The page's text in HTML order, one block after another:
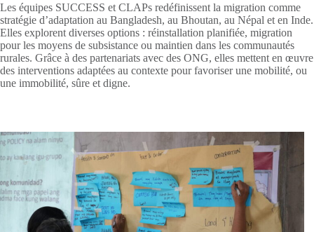
Les équipes SUCCESS et CLAPs redéfinissent la migration comme
stratégie d’adaptation au Bangladesh, au Bhoutan, au Népal et en Inde.
Elles explorent diverses options : réinstallation planifiée, migration
pour les moyens de subsistance ou maintien dans les communautés
rurales. Grâce à des partenariats avec des ONG, elles mettent en œuvre
des interventions adaptées au contexte pour favoriser une mobilité, ou
une immobilité, sûre et digne.